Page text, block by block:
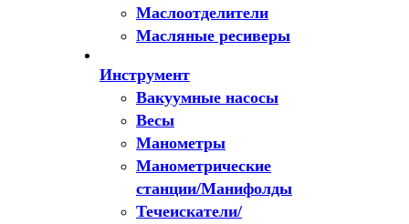
Маслоотделители
Масляные ресиверы
Инструмент
Вакуумные насосы
Весы
Манометры
Манометрические
станции/Манифолды
Течеискатели/